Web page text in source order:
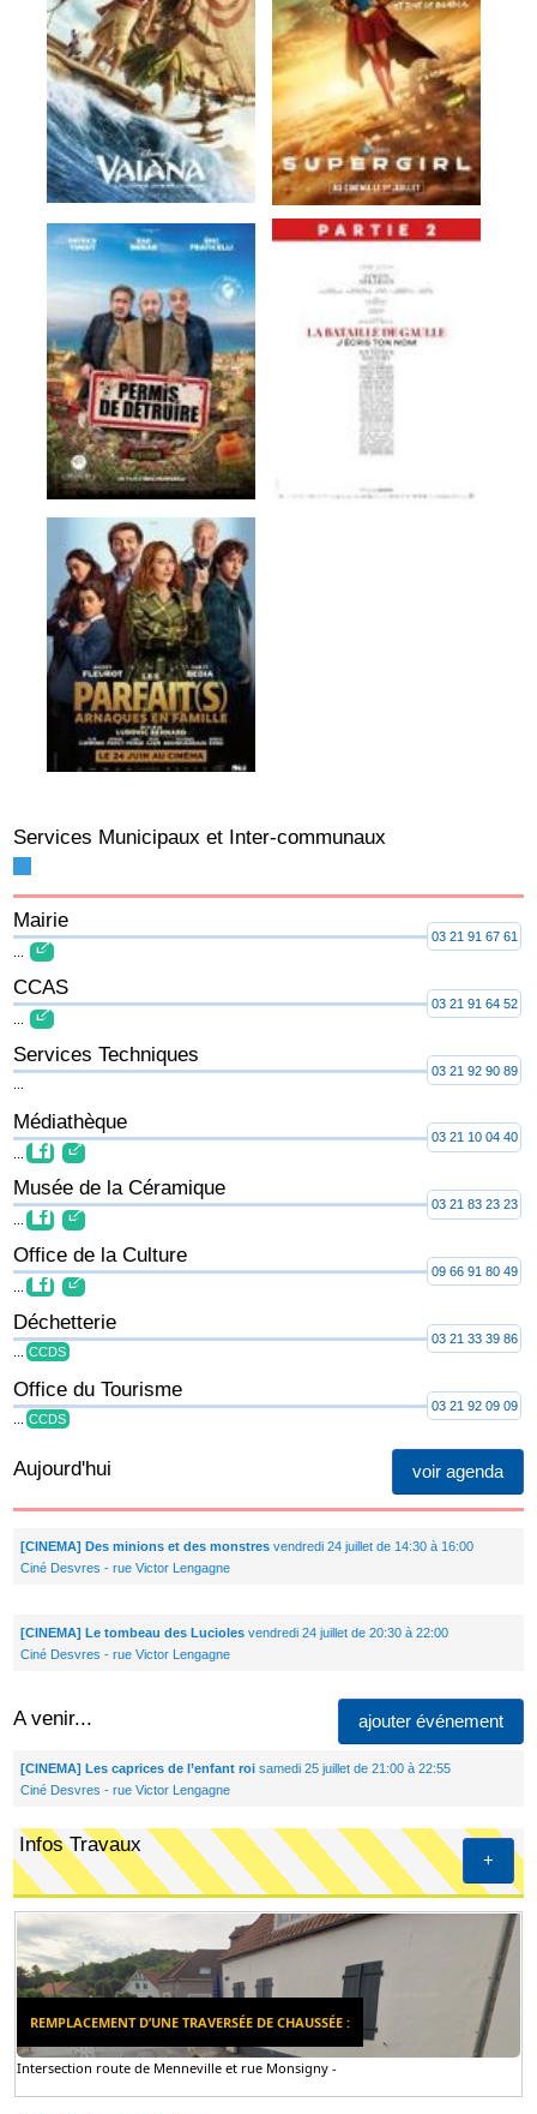
Services Municipaux et Inter-communaux
Mairie
03 21 91 67 61
CCAS
03 21 91 64 52
Services Techniques
03 21 92 90 89
Médiathèque
03 21 10 04 40
Musée de la Céramique
...
03 21 83 23 23
Office de la Culture
09 66 91 80 49
Déchetterie
CCDS
03 21 33 39 86
Office du Tourisme
CCDS
03 21 92 09 09
voir agenda
Aujourd'hui
[CINEMA] Des minions et des monstresvendredi 24 juillet de 14:30 à 16:00
Ciné Desvres - rue Victor Lengagne
[CINEMA] Le tombeau des Luciolesvendredi 24 juillet de 20:30 à 22:00
Ciné Desvres - rue Victor Lengagne
A venir... ajouter événement
[CINEMA] Les caprices de l’enfant roisamedi 25 juillet de 21:00 à 22:55
Ciné Desvres - rue Victor Lengagne
+
Infos Travaux
REMPLACEMENT D’UNE TRAVERSÉE DE CHAUSSÉE :
Intersection route de Menneville et rue Monsigny -